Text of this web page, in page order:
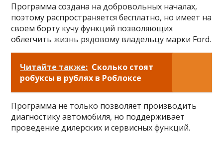
Программа создана на добровольных началах,
поэтому распространяется бесплатно, но имеет на
своем борту кучу функций позволяющих
облегчить жизнь рядовому владельцу марки Ford.
Читайте также: Сколько стоят
робуксы в рублях в Роблоксе
Программа не только позволяет производить
диагностику автомобиля, но поддерживает
проведение дилерских и сервисных функций.